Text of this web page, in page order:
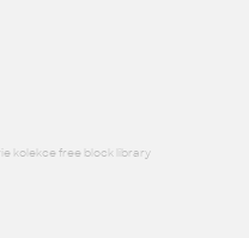
kolekce free block library